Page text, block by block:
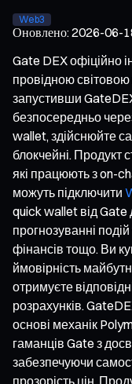
Web3
Оновлено:2026-06-
Gate DEX офіційно
провідною
запустивши
безпосередньо
wallet, здійснюйте
блокчейні. Продукт
які працюють з on-
можуть підключити
quick wallet від Gate
прогнозуванні
фінансів тощо. Ви
ймовірність
отримуєте
розрахунків.
основі механік
гаманців Gate з
забезпечуючи
прозорість цін.